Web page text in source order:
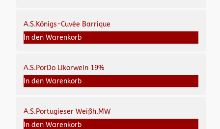
A.S.Königs-Cuvée Barrique
In den Warenkorb
A.S.PorDo Likörwein 19%
In den Warenkorb
A.S.Portugieser Weißh.MW
In den Warenkorb